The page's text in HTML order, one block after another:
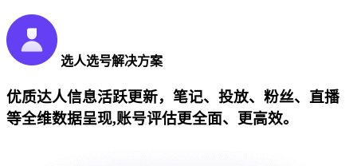
选人选号解决方案
优质达人信息活跃更新，笔记、投放、粉丝、直播
等全维数据呈现,账号评估更全面、更高效。